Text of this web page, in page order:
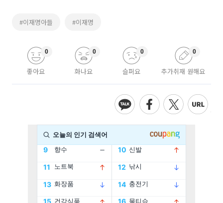
#이재명아들 #이재명
좋아요
0
화나요
0
슬퍼요
0
추가취재 원해요
0